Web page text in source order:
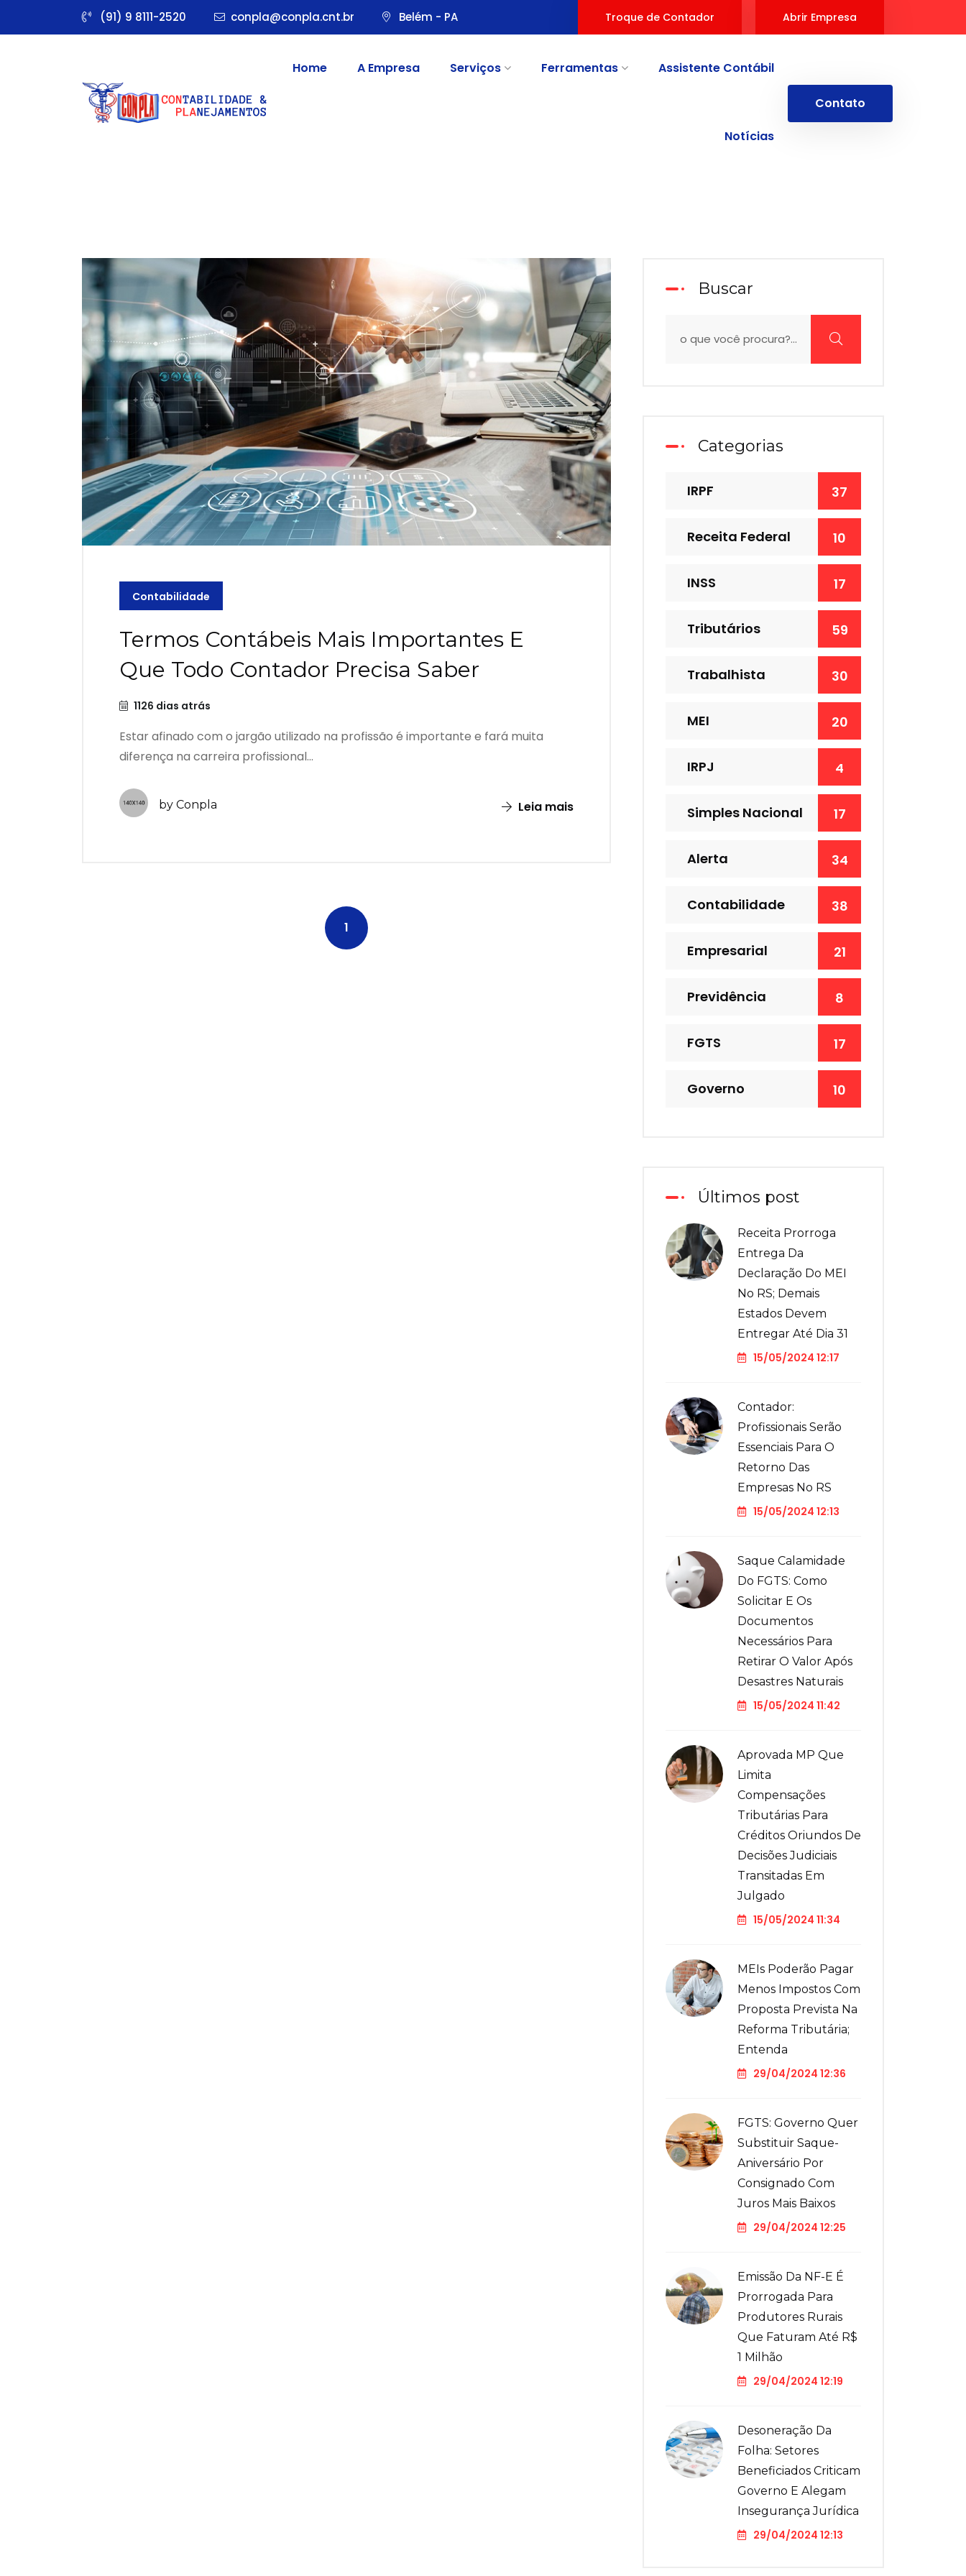
(91) 9 8111-2520 conpla@conpla.cnt.br Belém - PA Troque de Contador Abrir Empresa
Home A Empresa Serviços Ferramentas Assistente Contábil
Notícias
Contato
Contabilidade
Termos Contábeis Mais Importantes E
Que Todo Contador Precisa Saber
1126 dias atrás
Estar afinado com o jargão utilizado na profissão é importante e fará muita
diferença na carreira profissional...
by Conpla Leia mais
1
Buscar
Categorias
IRPF 37
Receita Federal 10
INSS 17
Tributários 59
Trabalhista 30
MEI 20
IRPJ 4
Simples Nacional 17
Alerta 34
Contabilidade 38
Empresarial 21
Previdência 8
FGTS 17
Governo 10
Últimos post
Receita Prorroga
Entrega Da
Declaração Do MEI
No RS; Demais
Estados Devem
Entregar Até Dia 31
15/05/2024 12:17
Contador:
Profissionais Serão
Essenciais Para O
Retorno Das
Empresas No RS
15/05/2024 12:13
Saque Calamidade
Do FGTS: Como
Solicitar E Os
Documentos
Necessários Para
Retirar O Valor Após
Desastres Naturais
15/05/2024 11:42
Aprovada MP Que
Limita
Compensações
Tributárias Para
Créditos Oriundos De
Decisões Judiciais
Transitadas Em
Julgado
15/05/2024 11:34
MEIs Poderão Pagar
Menos Impostos Com
Proposta Prevista Na
Reforma Tributária;
Entenda
29/04/2024 12:36
FGTS: Governo Quer
Substituir Saque-
Aniversário Por
Consignado Com
Juros Mais Baixos
29/04/2024 12:25
Emissão Da NF-E É
Prorrogada Para
Produtores Rurais
Que Faturam Até R$
1 Milhão
29/04/2024 12:19
Desoneração Da
Folha: Setores
Beneficiados Criticam
Governo E Alegam
Insegurança Jurídica
29/04/2024 12:13